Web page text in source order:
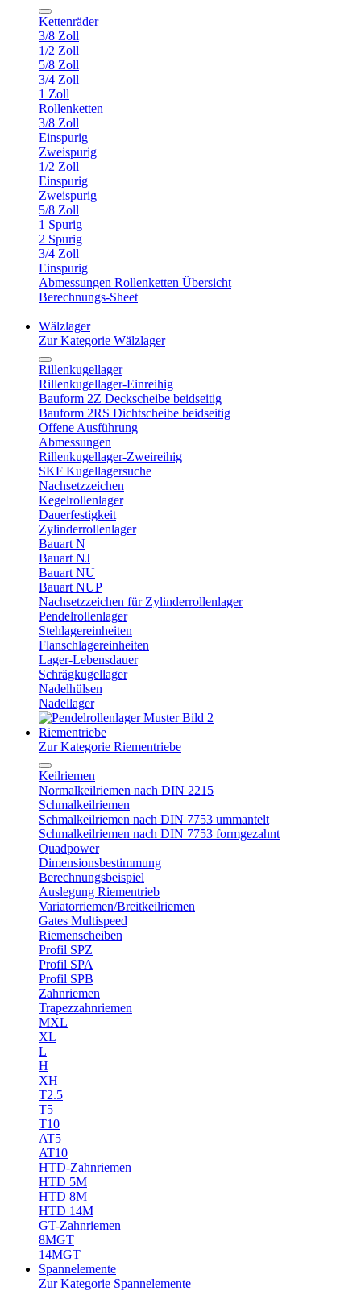
Kettenräder
3/8 Zoll
1/2 Zoll
5/8 Zoll
3/4 Zoll
1 Zoll
Rollenketten
3/8 Zoll
Einspurig
Zweispurig
1/2 Zoll
Einspurig
Zweispurig
5/8 Zoll
1 Spurig
2 Spurig
3/4 Zoll
Einspurig
Abmessungen Rollenketten Übersicht
Berechnungs-Sheet
Wälzlager
Zur Kategorie Wälzlager
Rillenkugellager
Rillenkugellager-Einreihig
Bauform 2Z Deckscheibe beidseitig
Bauform 2RS Dichtscheibe beidseitig
Offene Ausführung
Abmessungen
Rillenkugellager-Zweireihig
SKF Kugellagersuche
Nachsetzzeichen
Kegelrollenlager
Dauerfestigkeit
Zylinderrollenlager
Bauart N
Bauart NJ
Bauart NU
Bauart NUP
Nachsetzzeichen für Zylinderrollenlager
Pendelrollenlager
Stehlagereinheiten
Flanschlagereinheiten
Lager-Lebensdauer
Schrägkugellager
Nadelhülsen
Nadellager
Riementriebe
Zur Kategorie Riementriebe
Keilriemen
Normalkeilriemen nach DIN 2215
Schmalkeilriemen
Schmalkeilriemen nach DIN 7753 ummantelt
Schmalkeilriemen nach DIN 7753 formgezahnt
Quadpower
Dimensionsbestimmung
Berechnungsbeispiel
Auslegung Riementrieb
Variatorriemen/Breitkeilriemen
Gates Multispeed
Riemenscheiben
Profil SPZ
Profil SPA
Profil SPB
Zahnriemen
Trapezzahnriemen
MXL
XL
L
H
XH
T2.5
T5
T10
AT5
AT10
HTD-Zahnriemen
HTD 5M
HTD 8M
HTD 14M
GT-Zahnriemen
8MGT
14MGT
Spannelemente
Zur Kategorie Spannelemente